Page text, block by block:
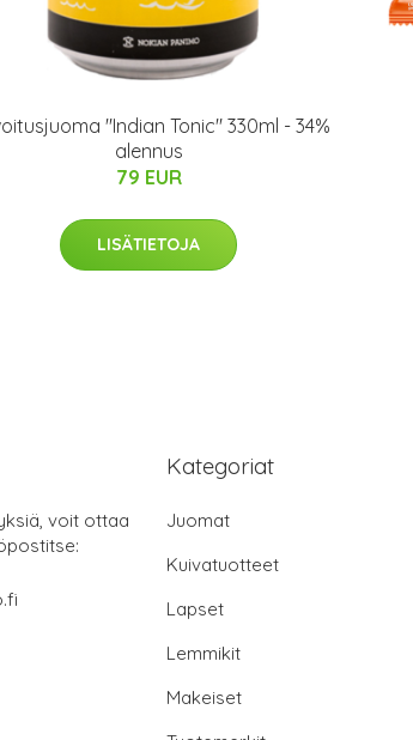
"Indian Tonic" 330ml - 34%
alennus
79 EUR
LISÄTIETOJA
voit ottaa
Kategoriat
Juomat
Kuivatuotteet
Lapset
Lemmikit
Makeiset